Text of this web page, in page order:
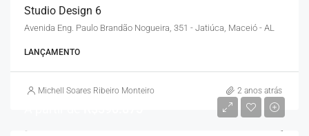
Studio Design 6
Avenida Eng. Paulo Brandão Nogueira, 351 - Jatiúca, Maceió - AL
LANÇAMENTO
Michell Soares Ribeiro Monteiro 2 anos atrás